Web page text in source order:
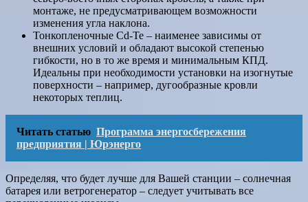
монтаже, не предусматривающем возможности
изменения угла наклона.
Тонкопленочные Cd-Te – наименее зависимы от
внешних условий и обладают высокой степенью
гибкости, но в то же время и минимальным КПД.
Идеальны при необходимости установки на изогнутые
поверхности – например, дугообразные кровли
некоторых теплиц.
Читать статью Программа энергосбережения
предприятия | Юрэнерго
Определяя, что будет лучше для Вашей станции – солнечная
батарея или ветрогенератор – следует учитывать все